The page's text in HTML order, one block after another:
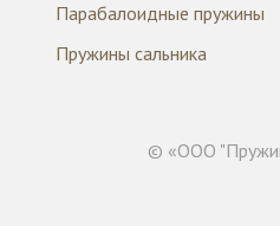
Парабалоидные пружины
Пружины сальника
© «ООО